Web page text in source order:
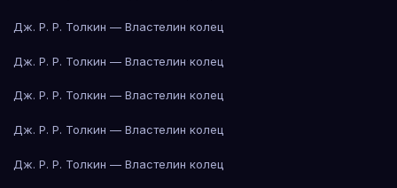
Дж. Р. Р. Толкин — Властелин колец
Дж. Р. Р. Толкин — Властелин колец
Дж. Р. Р. Толкин — Властелин колец
Дж. Р. Р. Толкин — Властелин колец
Дж. Р. Р. Толкин — Властелин колец